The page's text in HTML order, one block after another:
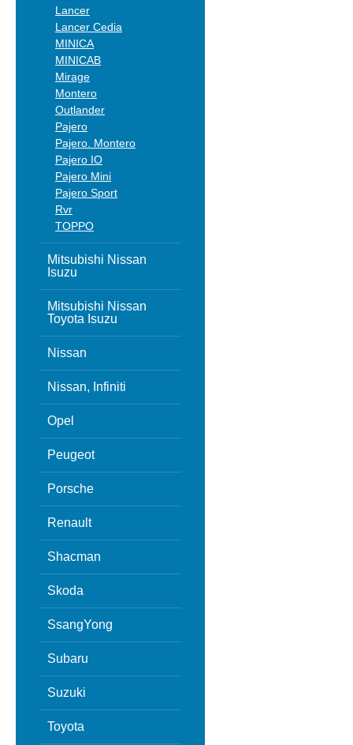
Lancer
Lancer Cedia
MINICA
MINICAB
Mirage
Montero
Outlander
Pajero
Pajero. Montero
Pajero IO
Pajero Mini
Pajero Sport
Rvr
TOPPO
Mitsubishi Nissan
Isuzu
Mitsubishi Nissan
Toyota Isuzu
Nissan
Nissan, Infiniti
Opel
Peugeot
Porsche
Renault
Shacman
Skoda
SsangYong
Subaru
Suzuki
Toyota